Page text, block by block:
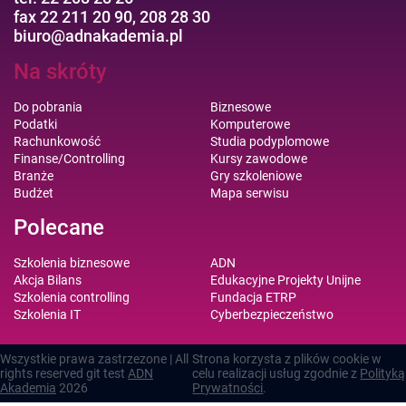
fax 22 211 20 90, 208 28 30
biuro@adnakademia.pl
Na skróty
Do pobrania
Podatki
Rachunkowość
Finanse/Controlling
Branże
Budżet
Biznesowe
Komputerowe
Studia podyplomowe
Kursy zawodowe
Gry szkoleniowe
Mapa serwisu
Polecane
Szkolenia biznesowe
Akcja Bilans
Szkolenia controlling
Szkolenia IT
ADN
Edukacyjne Projekty Unijne
Fundacja ETRP
Cyberbezpieczeństwo
Wszystkie prawa zastrzezone | All
rights reserved git test ADN
Akademia 2026
Strona korzysta z plików cookie w
celu realizacji usług zgodnie z Polityką
Prywatności.